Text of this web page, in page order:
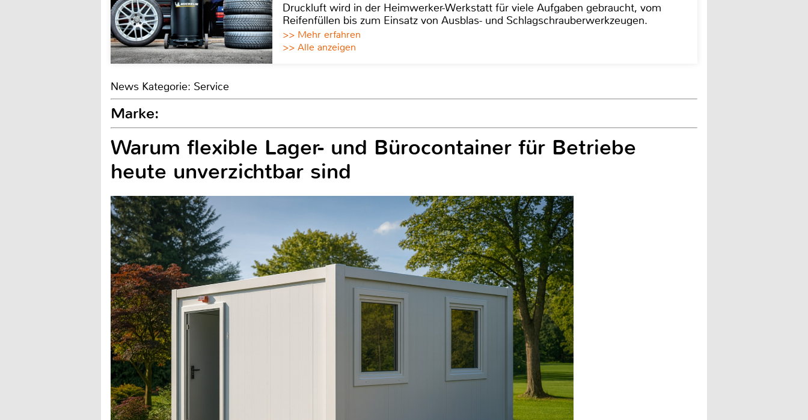
Druckluft wird in der Heimwerker-Werkstatt für viele Aufgaben gebraucht, vom
Reifenfüllen bis zum Einsatz von Ausblas- und Schlagschrauberwerkzeugen.
>> Mehr erfahren
>> Alle anzeigen
News Kategorie: Service
Marke:
Warum flexible Lager- und Bürocontainer für Betriebe
heute unverzichtbar sind